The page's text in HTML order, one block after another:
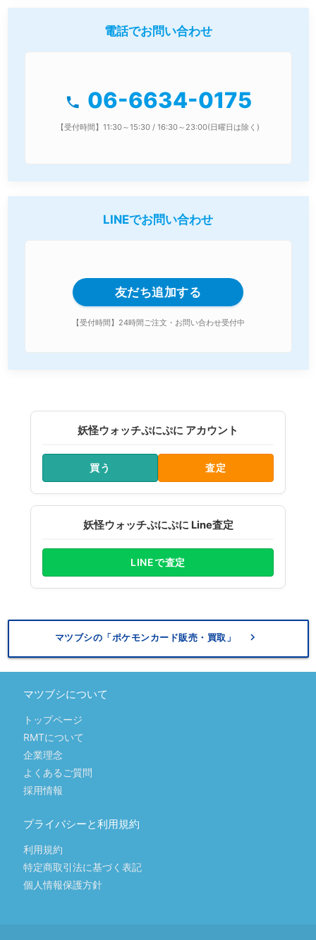
電話でお問い合わせ
phone 06-6634-0175
【受付時間】11:30～15:30 / 16:30～23:00(日曜日は除く)
LINEでお問い合わせ
友だち追加する
【受付時間】24時間ご注文・お問い合わせ受付中
妖怪ウォッチぷにぷに アカウント
買う 査定
妖怪ウォッチぷにぷに Line査定
LINEで査定
マツブシの「ポケモンカード販売・買取」 keyboard_arrow_right
マツブシについて
トップページ
RMTについて
企業理念
よくあるご質問
採用情報
プライバシーと利用規約
利用規約
特定商取引法に基づく表記
個人情報保護方針